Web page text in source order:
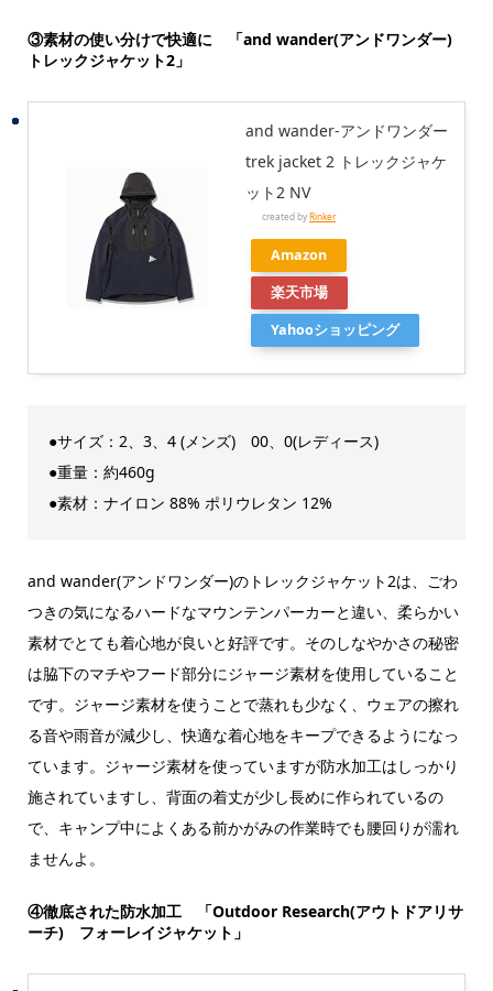
③素材の使い分けで快適に 「and wander(アンドワンダー)
トレックジャケット2」
and wander-アンドワンダー
trek jacket 2 トレックジャケ
ット2 NV
created byRinker
Amazon
楽天市場
Yahooショッピング
●サイズ：2、3、4 (メンズ) 00、0(レディース)
●重量：約460g
●素材：ナイロン 88% ポリウレタン 12%
and wander(アンドワンダー)のトレックジャケット2は、ごわ
つきの気になるハードなマウンテンパーカーと違い、柔らかい
素材でとても着心地が良いと好評です。そのしなやかさの秘密
は脇下のマチやフード部分にジャージ素材を使用していること
です。ジャージ素材を使うことで蒸れも少なく、ウェアの擦れ
る音や雨音が減少し、快適な着心地をキープできるようになっ
ています。ジャージ素材を使っていますが防水加工はしっかり
施されていますし、背面の着丈が少し長めに作られているの
で、キャンプ中によくある前かがみの作業時でも腰回りが濡れ
ませんよ。
④徹底された防水加工 「Outdoor Research(アウトドアリサ
ーチ) フォーレイジャケット」